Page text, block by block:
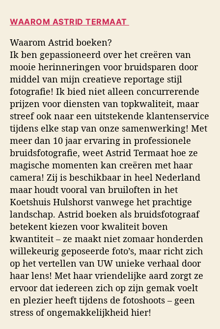
WAAROM ASTRID TERMAAT
Waarom Astrid boeken?
Ik ben gepassioneerd over het creëren van
mooie herinneringen voor bruidsparen door
middel van mijn creatieve reportage stijl
fotografie! Ik bied niet alleen concurrerende
prijzen voor diensten van topkwaliteit, maar
streef ook naar een uitstekende klantenservice
tijdens elke stap van onze samenwerking! Met
meer dan 10 jaar ervaring in professionele
bruidsfotografie, weet Astrid Termaat hoe ze
magische momenten kan creëren met haar
camera! Zij is beschikbaar in heel Nederland
maar houdt vooral van bruiloften in het
Koetshuis Hulshorst vanwege het prachtige
landschap. Astrid boeken als bruidsfotograaf
betekent kiezen voor kwaliteit boven
kwantiteit – ze maakt niet zomaar honderden
willekeurig geposeerde foto’s, maar richt zich
op het vertellen van UW unieke verhaal door
haar lens! Met haar vriendelijke aard zorgt ze
ervoor dat iedereen zich op zijn gemak voelt
en plezier heeft tijdens de fotoshoots – geen
stress of ongemakkelijkheid hier!